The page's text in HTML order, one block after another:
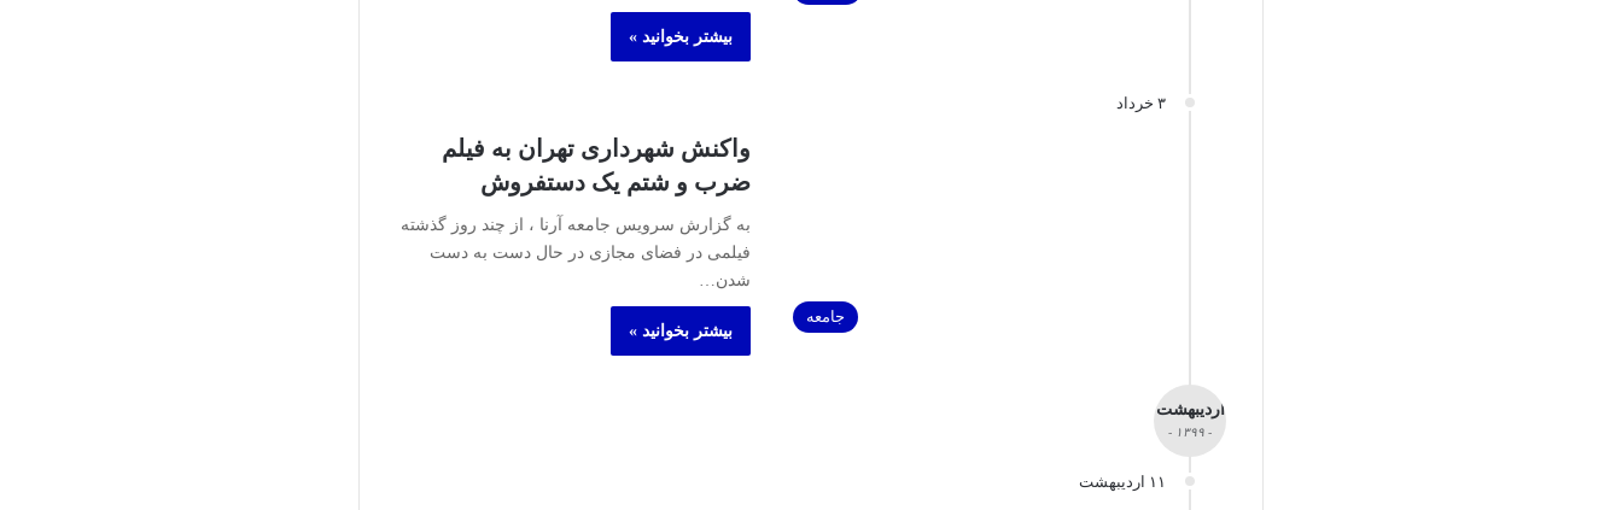
بیشتر بخوانید »
۳ خرداد
جامعه
واکنش شهرداری تهران به فیلم
ضرب و شتم یک دستفروش
به گزارش سرویس جامعه آرنا ، از چند روز گذشته
فیلمی در فضای مجازی در حال دست به دست
شدن…
بیشتر بخوانید »
اردیبهشت
- ۱۳۹۹ -
۱۱ اردیبهشت